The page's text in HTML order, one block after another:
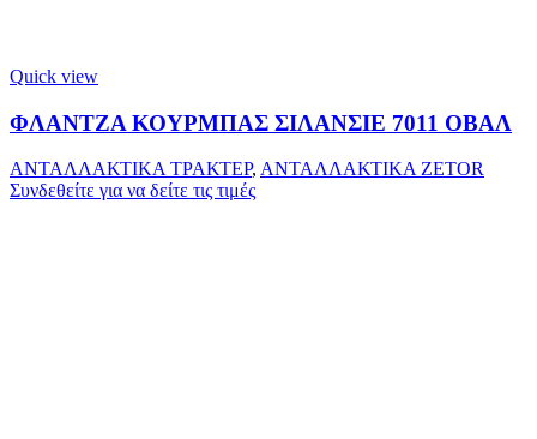
Quick view
ΦΛΑΝΤΖΑ ΚΟΥΡΜΠΑΣ ΣΙΛΑΝΣΙΕ 7011 ΟΒΑΛ
ΑΝΤΑΛΛΑΚΤΙΚΑ ΤΡΑΚΤΕΡ, ΑΝΤΑΛΛΑΚΤΙΚΑ ZETOR
Συνδεθείτε για να δείτε τις τιμές